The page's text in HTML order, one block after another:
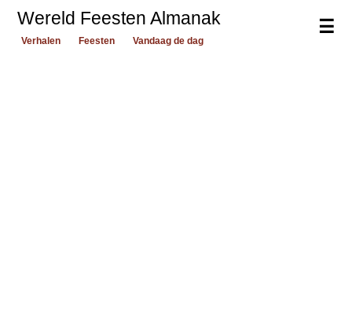
☰
Wereld Feesten Almanak
Verhalen Feesten Vandaag de dag